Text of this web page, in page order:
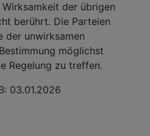
der übrigen
berührt. Die Parteien
der unwirksamen
möglichst
Regelung zu treffen.
03.01.2026